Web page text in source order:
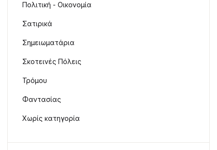
Πολιτική - Οικονομία
Σατιρικά
Σημειωματάρια
Σκοτεινές Πόλεις
Τρόμου
Φαντασίας
Χωρίς κατηγορία